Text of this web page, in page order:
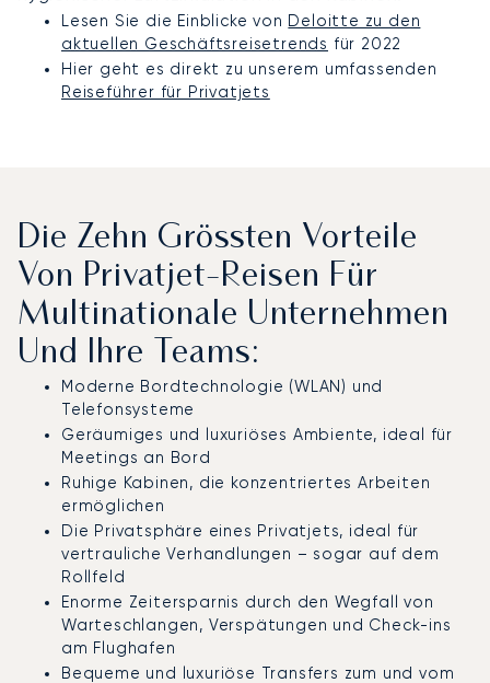
Lesen Sie die Einblicke von Deloitte zu den
aktuellen Geschäftsreisetrends für 2022
Hier geht es direkt zu unserem umfassenden
Reiseführer für Privatjets
Die Zehn Grössten Vorteile
Von Privatjet-Reisen Für
Multinationale Unternehmen
Und Ihre Teams:
Moderne Bordtechnologie (WLAN) und
Telefonsysteme
Geräumiges und luxuriöses Ambiente, ideal für
Meetings an Bord
Ruhige Kabinen, die konzentriertes Arbeiten
ermöglichen
Die Privatsphäre eines Privatjets, ideal für
vertrauliche Verhandlungen – sogar auf dem
Rollfeld
Enorme Zeitersparnis durch den Wegfall von
Warteschlangen, Verspätungen und Check-ins
am Flughafen
Bequeme und luxuriöse Transfers zum und vom